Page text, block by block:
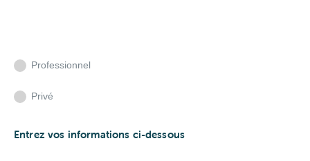
Professionnel
Privé
Entrez vos informations ci-dessous